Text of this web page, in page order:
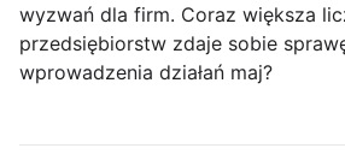
wyzwań dla firm. Coraz większa
przedsiębiorstw zdaje sobie
wprowadzenia działań maj?